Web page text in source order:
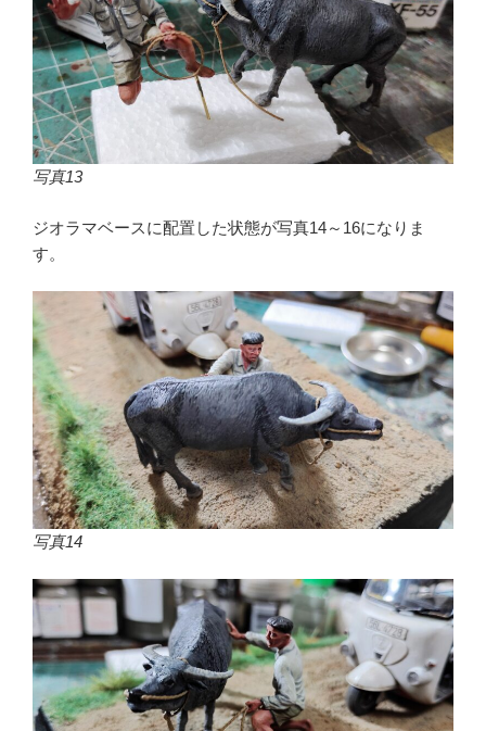
写真13
ジオラマベースに配置した状態が写真14～16になりま
す。
写真14